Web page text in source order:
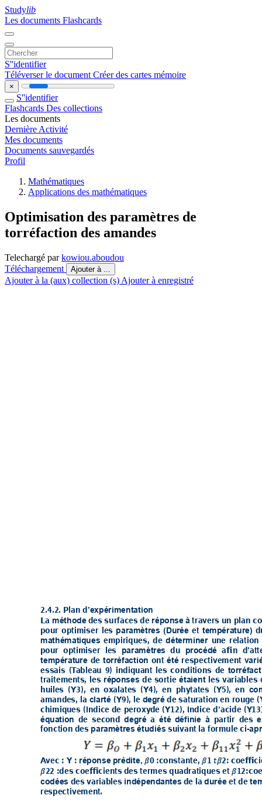
Studylib
Les documents Flashcards
S''identifier
Téléverser le document Créer des cartes mémoire
×
S''identifier
Flashcards Des collections
Les documents
Dernière Activité
Mes documents
Documents sauvegardés
Profil
Mathématiques
Applications des mathématiques
Optimisation des paramètres de
torréfaction des amandes
Telechargé parkowiou.aboudou
Téléchargement
Ajouter à ...
Ajouter à la (aux) collection (s) Ajouter à enregistré
2.4.2. Pland’expérimentation
La méthode des surfaces de réponse à travers un plan
pour optimiser les paramètres (Durée et température)
mathématiques empiriques, de déterminer une relation
pour optimiser les paramètres du procédé afin d’att
température de torréfaction ont été respectivement
essais (Tableau 9) indiquant les conditions de
traitements, les réponses de sortie étaient les variables
huiles (Y3), en oxalates (Y4), en phytates (Y5), en
amandes, la clarté (Y9), le degré de saturation en rouge
chimiques (Indice de peroxyde (Y12), Indice d’acide (Y13
équation de second degré a été définie à partir des
fonction des paramètres étudiés suivant la formule ci-
Avec : Y : réponse prédite, 𝛽0 :constante, 𝛽1 𝑡𝛽2: co
𝛽22 :des coefficients des termesquadratiques et 𝛽12
codées des variables indépendantes de la durée et de
respectivement.